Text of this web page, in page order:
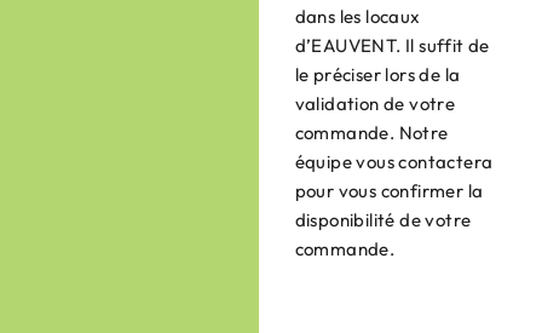
dans les locaux
d’EAUVENT. Il suffit de
le préciser lors de la
validation de votre
commande. Notre
équipe vous contactera
pour vous confirmer la
disponibilité de votre
commande.